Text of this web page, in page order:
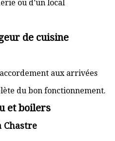
ou d’un local
de cuisine
aux arrivées
du bon fonctionnement.
et boilers
Chastre